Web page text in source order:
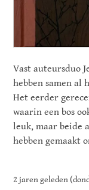
Vast auteursduo
hebben samen al
Het eerder
waarin een bos
leuk, maar beide
hebben gemaakt
2 jaren geleden